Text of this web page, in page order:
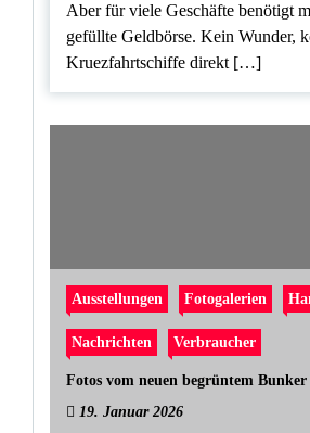
Aber für viele Geschäfte benötigt
gefüllte Geldbörse. Kein Wunder,
Kruezfahrtschiffe direkt […]
Ausstellungen Fotogalerien
Nachrichten Verbraucher
Fotos vom neuen begrüntem
19. Januar 2026